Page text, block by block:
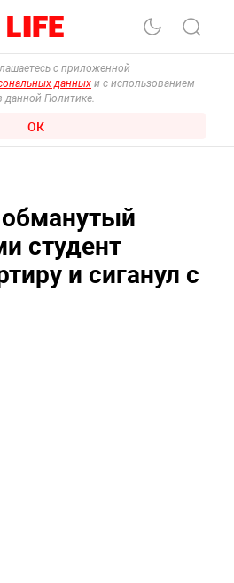
с приложенной
данных и с использованием
данной Политике.
ОК
студент
и сиганул с